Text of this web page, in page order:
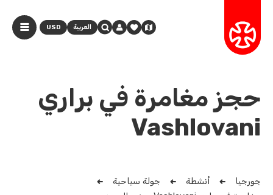
العربية USD
حجز مغامرة في براري
Vashlovani
جورجيا أنشطة
جولة سياحية